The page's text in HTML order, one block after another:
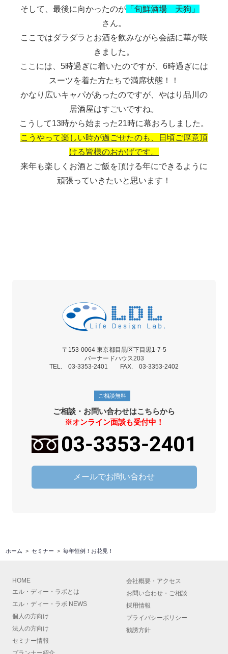
そして、最後に向かったのが 「旬鮮酒場 天狗」
さん。
ここではダラダラとお酒を飲みながら会話に華が咲
きました。
ここには、5時過ぎに着いたのですが、6時過ぎには
スーツを着た方たちで満席状態！！
かなり広いキャパがあったのですが、やはり品川の
居酒屋はすごいですね。
こうして13時から始まった21時に幕おろしました。
こうやって楽しい時が過ごせたのも、日頃ご厚意頂
ける皆様のおかげです。
来年も楽しくお酒とご飯を頂ける年にできるように
頑張っていきたいと思います！
〒153-0064 東京都目黒区下目黒1-7-5
バーナードハウス203
TEL. 03-3353-2401 FAX. 03-3353-2402
ご相談無料
ご相談・お問い合わせはこちらから
※オンライン面談も受付中！
メールでお問い合わせ
ホーム セミナー 毎年恒例！お花見！
HOME
エル・ディー・ラボとは
エル・ディー・ラボ NEWS
個人の方向け
法人の方向け
セミナー情報
会社概要 ・ アクセス
お問い合わせ・ご相談
採用情報
プライバシーポリシー
勧誘方針